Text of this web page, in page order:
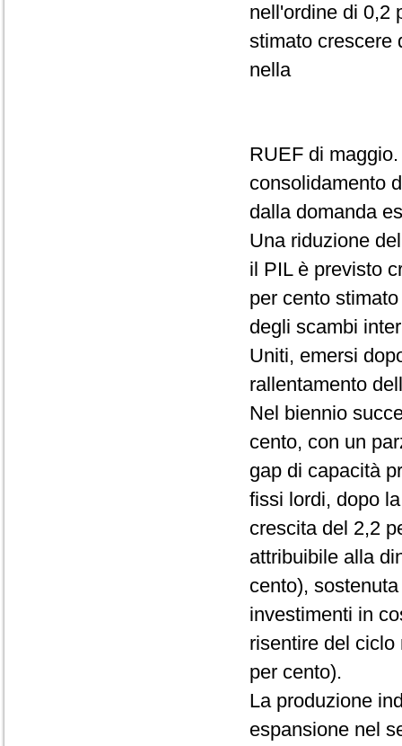
nell'ordine di 0,2
stimato crescere
nella
RUEF di
consolidamento
dalla domanda
Una riduzione
il PIL è previsto
per cento
degli scambi
Uniti, emersi
rallentamento
Nel biennio
cento, con un
gap di capacità
fissi lordi, dopo
crescita del 2,2
attribuibile alla
cento),
investimenti in
risentire del
per cento).
La produzione
espansione nel